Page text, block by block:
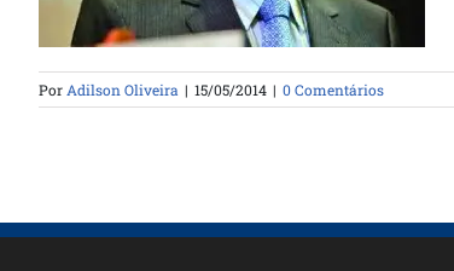
Por Adilson Oliveira | 15/05/2014 | 0 Comentários